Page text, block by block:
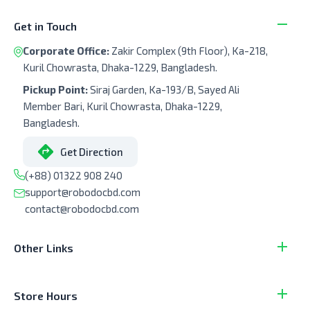
Get in Touch
Corporate Office: Zakir Complex (9th Floor), Ka-218,
Kuril Chowrasta, Dhaka-1229, Bangladesh.
Pickup Point:Siraj Garden, Ka-193/B, Sayed Ali
Member Bari, Kuril Chowrasta, Dhaka-1229,
Bangladesh.
Get Direction
(+88) 01322 908 240
support@robodocbd.com
contact@robodocbd.com
Other Links
Store Hours